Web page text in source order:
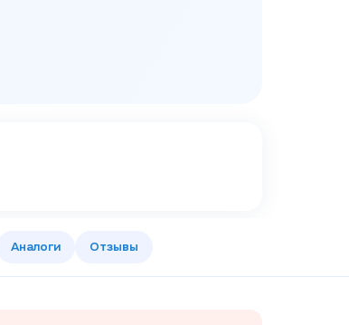
Аналоги Отзывы